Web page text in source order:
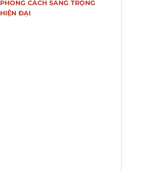
PHONG CÁCH SANG TRỌNG
HIỆN ĐẠI